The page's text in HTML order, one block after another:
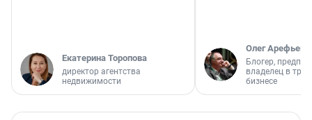
Екатерина Торопова
директор агентства
недвижимости
Олег Арефьев
Блогер,
владелец в
бизнесе